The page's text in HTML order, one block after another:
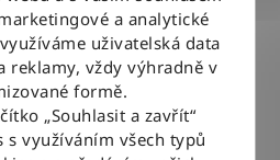
a analytické
uživatelská data
reklamy, vždy výhradně v
formě.
„Souhlasit a zavřít“
s využíváním všech typů